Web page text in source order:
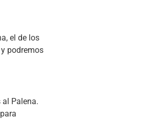
el de los
podremos
Palena.